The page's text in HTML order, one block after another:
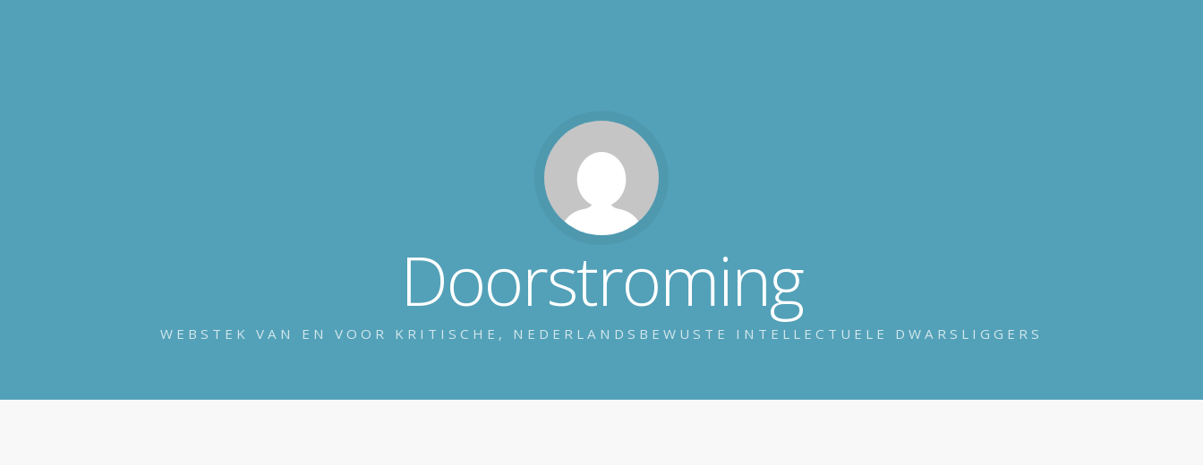
Doorstroming
WEBSTEK VAN EN VOOR KRITISCHE, NEDERLANDSBEWUSTE INTELLECTUELE DWARSLIGGERS